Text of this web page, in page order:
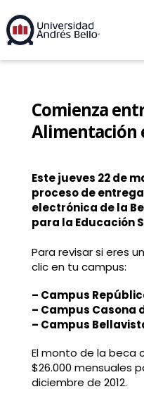
Comienza
Alimentación
Este jueves 22 de
proceso de
electrónica de la
para la Educación
Para revisar si eres
clic en tu campus:
– Campus
– Campus Casona
– Campus
El monto de la beca
$26.000 mensuales
diciembre de 2012.